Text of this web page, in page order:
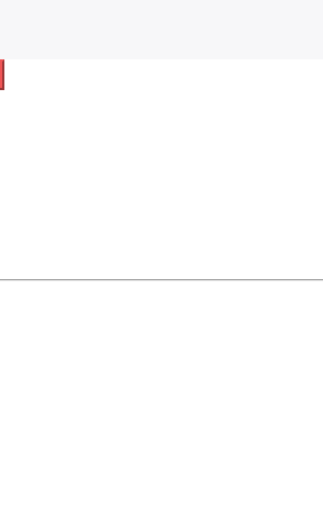
ติดAI Search
ที่ดินฟรีประกาศ
ราคาถูก เน้นติดAI โพสต์ประกาศบ้านที่ดินฟรี